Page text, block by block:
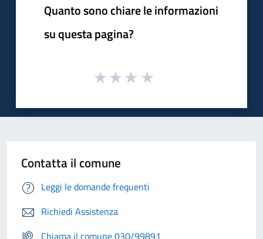
Quanto sono chiare le informazioni
su questa pagina?
Contatta il comune
Leggi le domande frequenti
Richiedi Assistenza